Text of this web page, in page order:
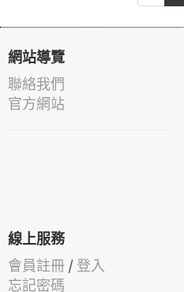
網站導覽
聯絡我們
官方網站
線上服務
會員註冊 / 登入
忘記密碼